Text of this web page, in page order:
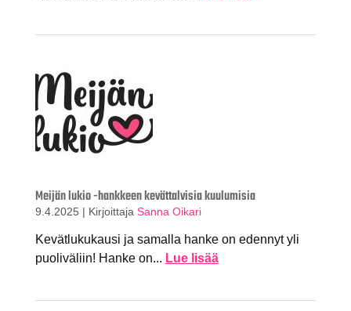
Meijän lukio -hankkeen kevättalvisia kuulumisia
9.4.2025 | Kirjoittaja Sanna Oikari
Kevätlukukausi ja samalla hanke on edennyt yli
puoliväliin! Hanke on... Lue lisää